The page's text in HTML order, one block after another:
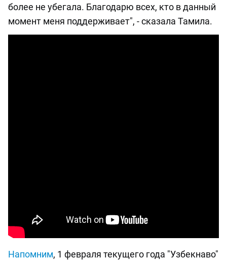
более не убегала. Благодарю всех, кто в данный
момент меня поддерживает", - сказала Тамила.
Напомним, 1 февраля текущего года "Узбекнаво"